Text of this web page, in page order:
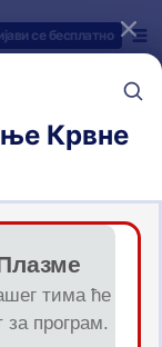
се бесплатно
Крвне